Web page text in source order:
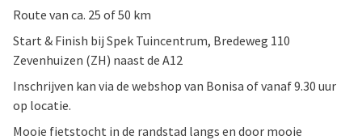
Route van ca. 25 of 50 km
Start & Finish bij Spek Tuincentrum, Bredeweg 110
Zevenhuizen (ZH) naast de A12
Inschrijven kan via de webshop van Bonisa of vanaf 9.30 uur
op locatie.
Mooie fietstocht in de randstad langs en door mooie